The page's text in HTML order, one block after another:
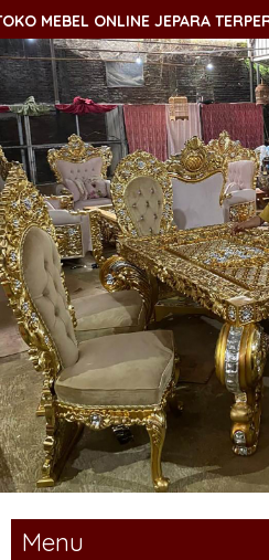
ONLINE JEPARA
Menu